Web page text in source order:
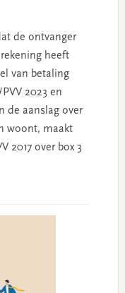
de ontvanger
heeft
van betaling
2023 en
de aanslag over
woont, maakt
2017 over box 3